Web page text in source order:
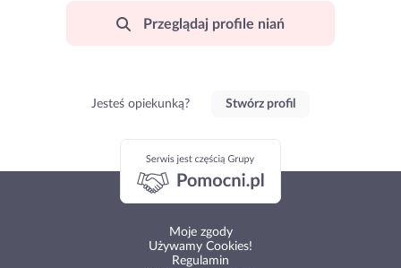
Przeglądaj profile niań
Jesteś opiekunką? Stwórz profil
Moje zgody
Używamy Cookies!
Regulamin